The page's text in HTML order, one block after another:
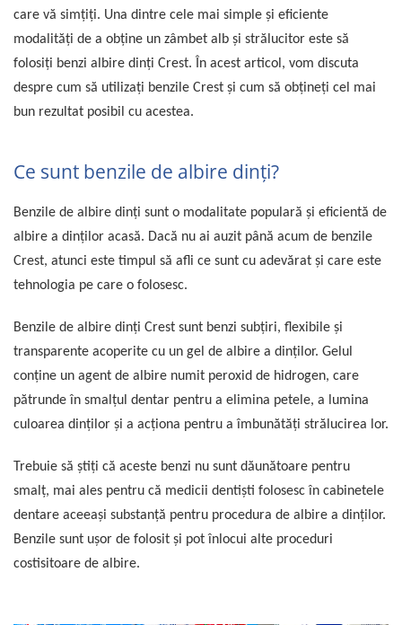
care vă simțiți. Una dintre cele mai simple și eficiente
modalități de a obține un zâmbet alb și strălucitor este să
folosiți benzi albire dinți Crest. În acest articol, vom discuta
despre cum să utilizați benzile Crest și cum să obțineți cel mai
bun rezultat posibil cu acestea.
Ce sunt benzile de albire dinți?
Benzile de albire dinți sunt o modalitate populară și eficientă de
albire a dinților acasă. Dacă nu ai auzit până acum de benzile
Crest, atunci este timpul să afli ce sunt cu adevărat și care este
tehnologia pe care o folosesc.
Benzile de albire dinți Crest sunt benzi subțiri, flexibile și
transparente acoperite cu un gel de albire a dinților. Gelul
conține un agent de albire numit peroxid de hidrogen, care
pătrunde în smalțul dentar pentru a elimina petele, a lumina
culoarea dinților și a acționa pentru a îmbunătăți strălucirea lor.
Trebuie să știți că aceste benzi nu sunt dăunătoare pentru
smalț, mai ales pentru că medicii dentiști folosesc în cabinetele
dentare aceeași substanță pentru procedura de albire a dinților.
Benzile sunt ușor de folosit și pot înlocui alte proceduri
costisitoare de albire.